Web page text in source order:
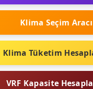
Klima Seçim Aracı
Klima Tüketim
VRF Kapasite